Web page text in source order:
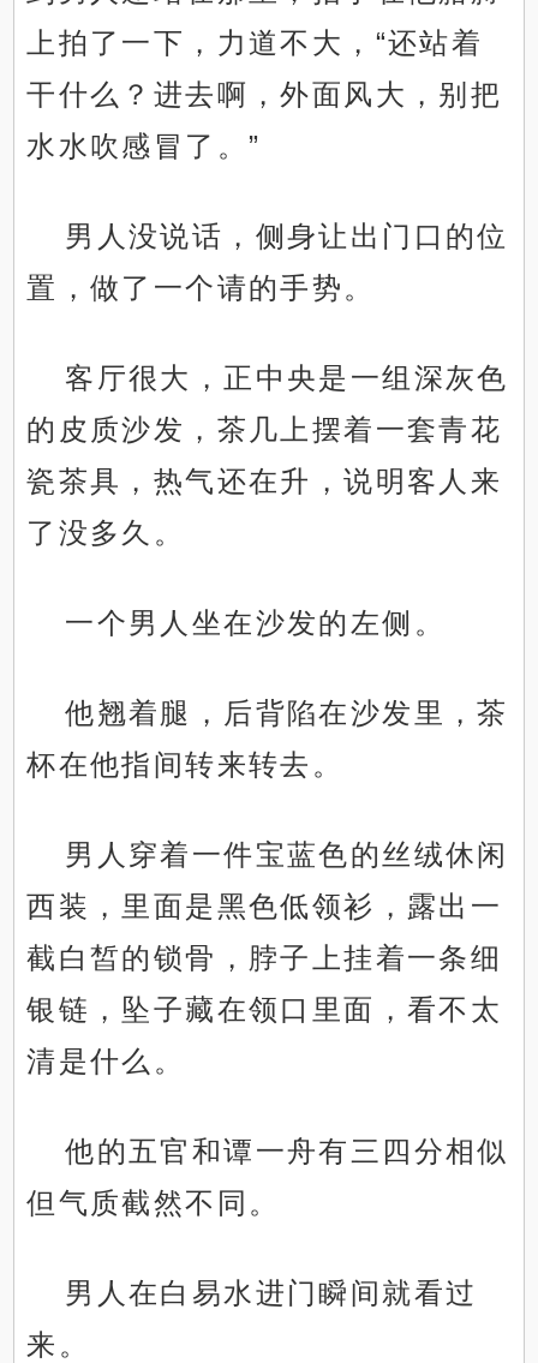
上拍了一下，力道不大，“还站着
干什么？进去啊，外面风大，别把
水水吹感冒了。”
男人没说话，侧身让出门口的位
置，做了一个请的手势。
客厅很大，正中央是一组深灰色
的皮质沙发，茶几上摆着一套青花
瓷茶具，热气还在升，说明客人来
了没多久。
一个男人坐在沙发的左侧。
他翘着腿，后背陷在沙发里，茶
杯在他指间转来转去。
男人穿着一件宝蓝色的丝绒休闲
西装，里面是黑色低领衫，露出一
截白皙的锁骨，脖子上挂着一条细
银链，坠子藏在领口里面，看不太
清是什么。
他的五官和谭一舟有三四分相似
但气质截然不同。
男人在白易水进门瞬间就看过
来。